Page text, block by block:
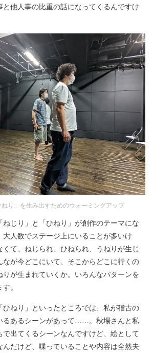
他人事の比重の話になってくるんですけ
ねり」を生み出すためのウォーミングアップ
じり」と「ひねり」が創作のテーマにな
大人数でステージ上にいることが多いけ
くて、ねじられ、ひねられ、うねりが生じ
が今どこにいて、そこからどこに行くの
が生まれていくか。いろんなパターンを
。
ねり」といったところでは、私が稽古の
るあるシーンがあって……。秋場さんと私
出てくるシーンなんですけど、絵として
んだけど、喋っていることや内容は全然夫